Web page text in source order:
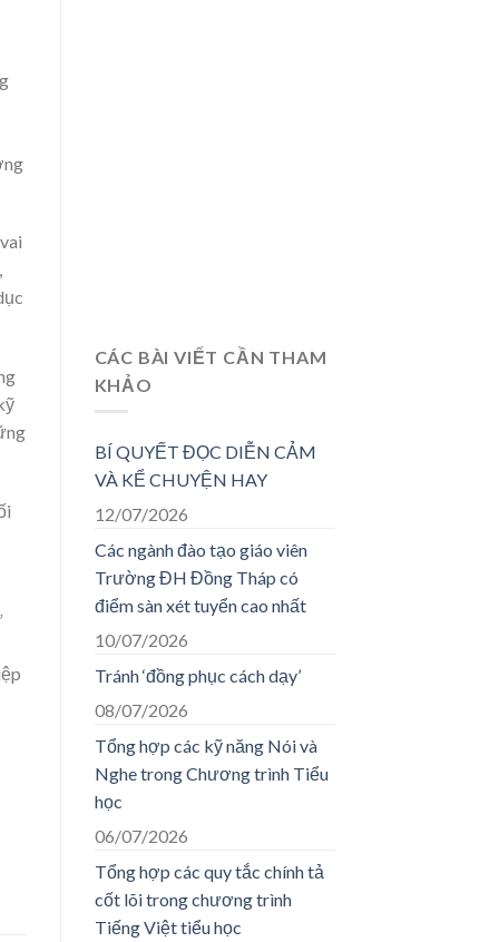
CÁC BÀI VIẾT CẦN THAM
KHẢO
BÍ QUYẾT ĐỌC DIỄN CẢM
VÀ KỂ CHUYỆN HAY
12/07/2026
Các ngành đào tạo giáo viên
Trường ĐH Đồng Tháp có
điểm sàn xét tuyển cao nhất
10/07/2026
Tránh ‘đồng phục cách dạy’
08/07/2026
Tổng hợp các kỹ năng Nói và
Nghe trong Chương trình Tiểu
học
06/07/2026
Tổng hợp các quy tắc chính tả
cốt lõi trong chương trình
Tiếng Việt tiểu học